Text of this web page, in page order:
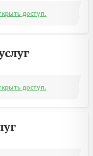
доступ.
доступ.